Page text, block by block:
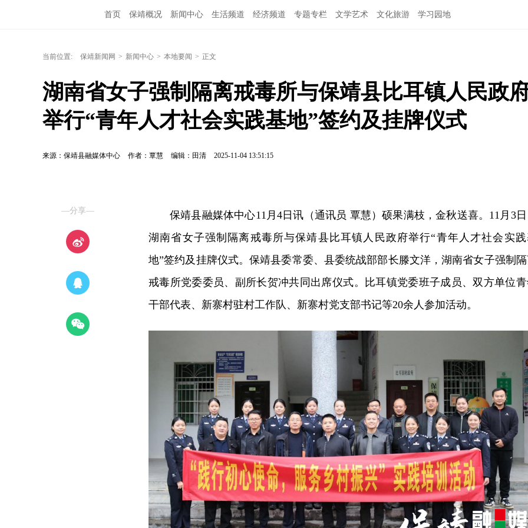
首页 保靖概况 新闻中心 生活频道 经济频道 专题专栏 文学艺术 文化旅游 学习园地
当前位置: 保靖新闻网 > 新闻中心 > 本地要闻 > 正文
湖南省女子强制隔离戒毒所与保靖县比耳镇人民政
举行“青年人才社会实践基地”签约及挂牌仪式
来源：保靖县融媒体中心 作者：覃慧 编辑：田清 2025-11-04 13:51:15
—分享—
保靖县融媒体中心11月4日讯（通讯员 覃慧）硕果满枝，金秋送喜。11月3
湖南省女子强制隔离戒毒所与保靖县比耳镇人民政府举行“青年人才社会实
地”签约及挂牌仪式。保靖县委常委、县委统战部部长滕文洋，湖南省女子强制
戒毒所党委委员、副所长贺冲共同出席仪式。比耳镇党委班子成员、双方单位
干部代表、新寨村驻村工作队、新寨村党支部书记等20余人参加活动。